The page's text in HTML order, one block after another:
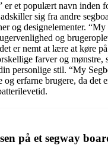
er et populært navn inden
sig fra andre
og designelementer. “My
og
er nemt at lære at køre
farver og mønstre,
personlige stil. “My
og erfarne brugere, da det
på et segway